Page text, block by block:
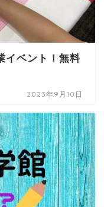
イベント！無料
2023年9月10日